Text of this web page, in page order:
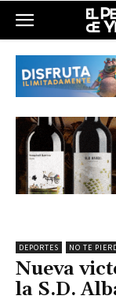
DEPORTES NO TE
Nueva
la S.D.